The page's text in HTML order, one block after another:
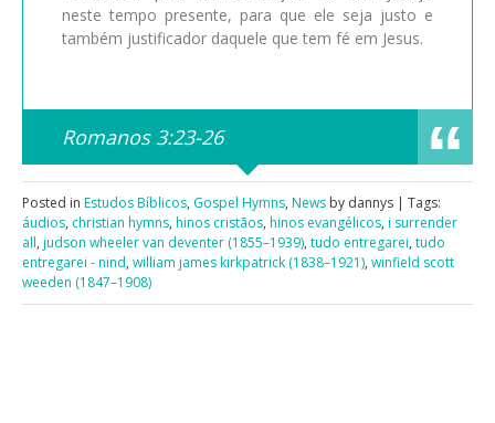
neste tempo presente, para que ele seja justo e
também justificador daquele que tem fé em Jesus.
Romanos 3:23-26
Posted in Estudos Bíblicos, Gospel Hymns, News by dannys | Tags:
áudios, christian hymns, hinos cristãos, hinos evangélicos, i surrender
all, judson wheeler van deventer (1855–1939), tudo entregarei, tudo
entregarei - nind, william james kirkpatrick (1838–1921), winfield scott
weeden (1847–1908)